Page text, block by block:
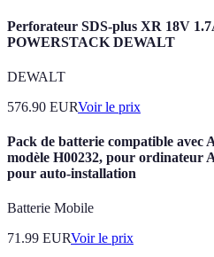
Perforateur SDS-plus XR 18V
POWERSTACK DEWALT
DEWALT
576.90 EURVoir le prix
Pack de batterie compatible avec
modèle H00232, pour ordinateur
pour auto-installation
Batterie Mobile
71.99 EURVoir le prix